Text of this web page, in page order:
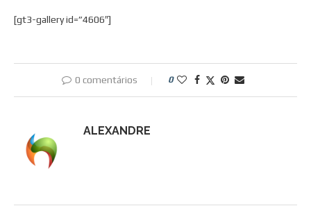
[gt3-gallery id=”4606″]
0 comentários 0
ALEXANDRE